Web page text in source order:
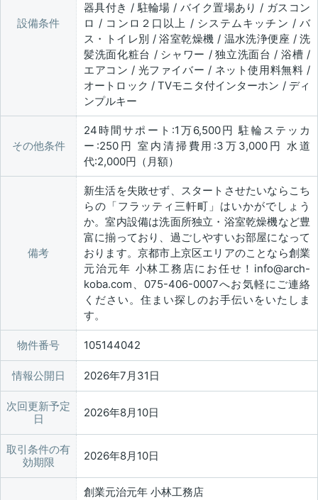
設備条件
器具付き / 駐輪場 / バイク置場あり / ガスコン
ロ / コンロ２口以上 / システムキッチン / バ
ス・トイレ別 / 浴室乾燥機 / 温水洗浄便座 / 洗
髪洗面化粧台 / シャワー / 独立洗面台 / 浴槽 /
エアコン / 光ファイバー / ネット使用料無料 /
オートロック / TVモニタ付インターホン / ディ
ンプルキー
その他条件
24時間サポート:1万6,500円 駐輪ステッカ
ー:250円 室内清掃費用:3万3,000円 水道
代:2,000円（月額）
備考
新生活を失敗せず、スタートさせたいならこち
らの「フラッティ三軒町」はいかがでしょう
か。室内設備は洗面所独立・浴室乾燥機など豊
富に揃っており、過ごしやすいお部屋になって
おります。京都市上京区エリアのことなら創業
元治元年 小林工務店にお任せ！info@arch-
koba.com、075-406-0007へお気軽にご連絡
ください。住まい探しのお手伝いをいたしま
す。
物件番号 105144042
情報公開日 2026年7月31日
次回更新予定
日
2026年8月10日
取引条件の有
効期限
2026年8月10日
創業元治元年 小林工務店